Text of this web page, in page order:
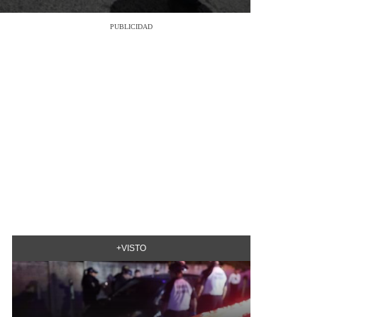
PUBLICIDAD
+VISTO